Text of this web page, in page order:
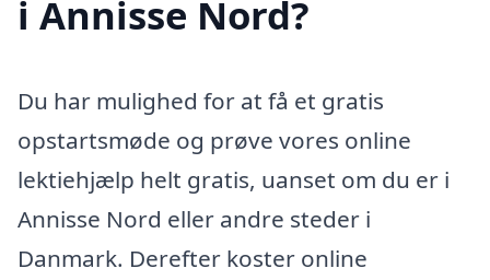
i Annisse Nord?
Du har mulighed for at få et gratis
opstartsmøde og prøve vores online
lektiehjælp helt gratis, uanset om du er i
Annisse Nord eller andre steder i
Danmark. Derefter koster online